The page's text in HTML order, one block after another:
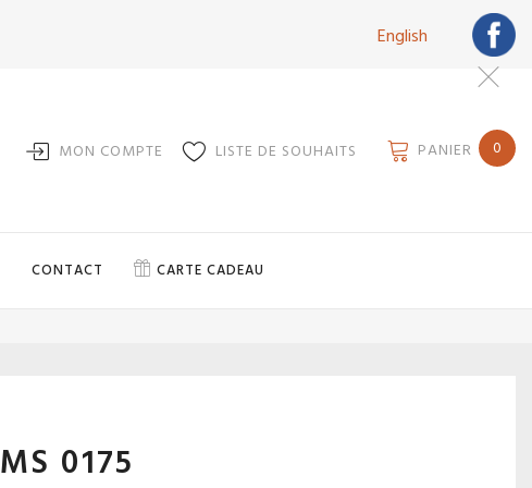
English
MON COMPTE LISTE DE SOUHAITS PANIER 0
CONTACT CARTE CADEAU
MS 0175